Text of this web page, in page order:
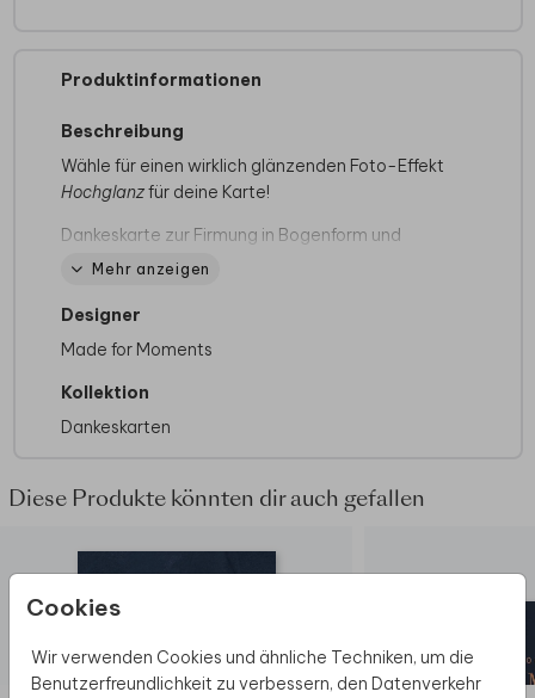
Cookies
Wir verwenden Cookies und ähnliche Techniken, um die
Benutzerfreundlichkeit zu verbessern, den Datenverkehr
Produktinformationen
Beschreibung
Wähle für einen wirklich glänzenden Foto-Effekt
Hochglanzfür deine Karte!
Dankeskarte zur Firmung in Bogenform und
großem FotoAbmessungen
11x17 cm
Die passende Umschlaggröße ist 12x18 cm
Mehr anzeigen
Designer
Made for Moments
Kollektion
Dankeskarten
Diese Produkte könnten dir auch gefallen